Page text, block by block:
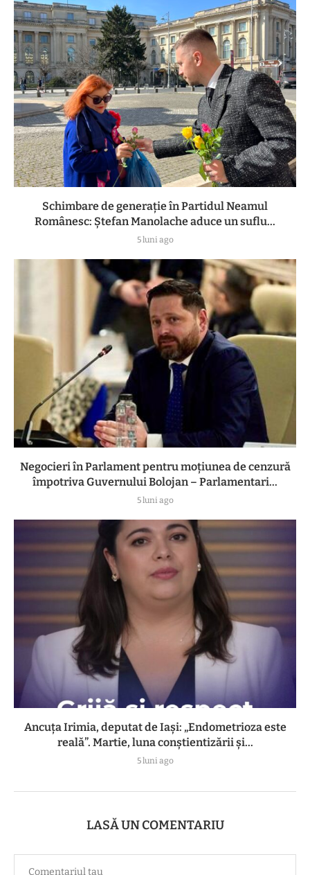
Schimbare de generație în Partidul Neamul
Românesc: Ștefan Manolache aduce un suflu...
5 luni ago
Negocieri în Parlament pentru moțiunea de cenzură
împotriva Guvernului Bolojan – Parlamentari...
5 luni ago
Ancuța Irimia, deputat de Iași: „Endometrioza este
reală”. Martie, luna conștientizării și...
5 luni ago
LASĂ UN COMENTARIU